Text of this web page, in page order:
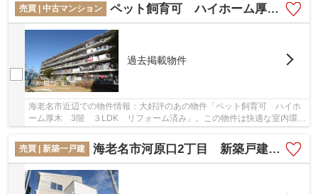
売買 | 中古マンション ペット飼育可 ハイホーム厚木 3階 ３LDK リフォーム済み
過去掲載物件
海老名市近辺での物件情報：大好評のあの物件「ペット飼育可 ハイホ
ーム厚木 3階 ３LDK リフォーム済み」。この物件は快適な室内環境
売買 | 新築一戸建
海老名市河原口2丁目 新築戸建て 全2棟 【仲介手数料無料】